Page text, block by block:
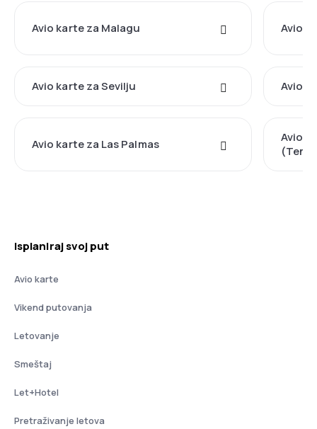
Avio karte za Malagu Avio
Avio karte za Sevilju Avio
Avio karte za Las Palmas
Avio
Isplaniraj svoj put
Avio karte
Vikend putovanja
Letovanje
Smeštaj
Let+Hotel
Pretraživanje letova